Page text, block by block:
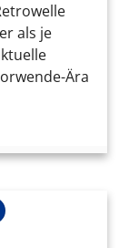
als je
Ära